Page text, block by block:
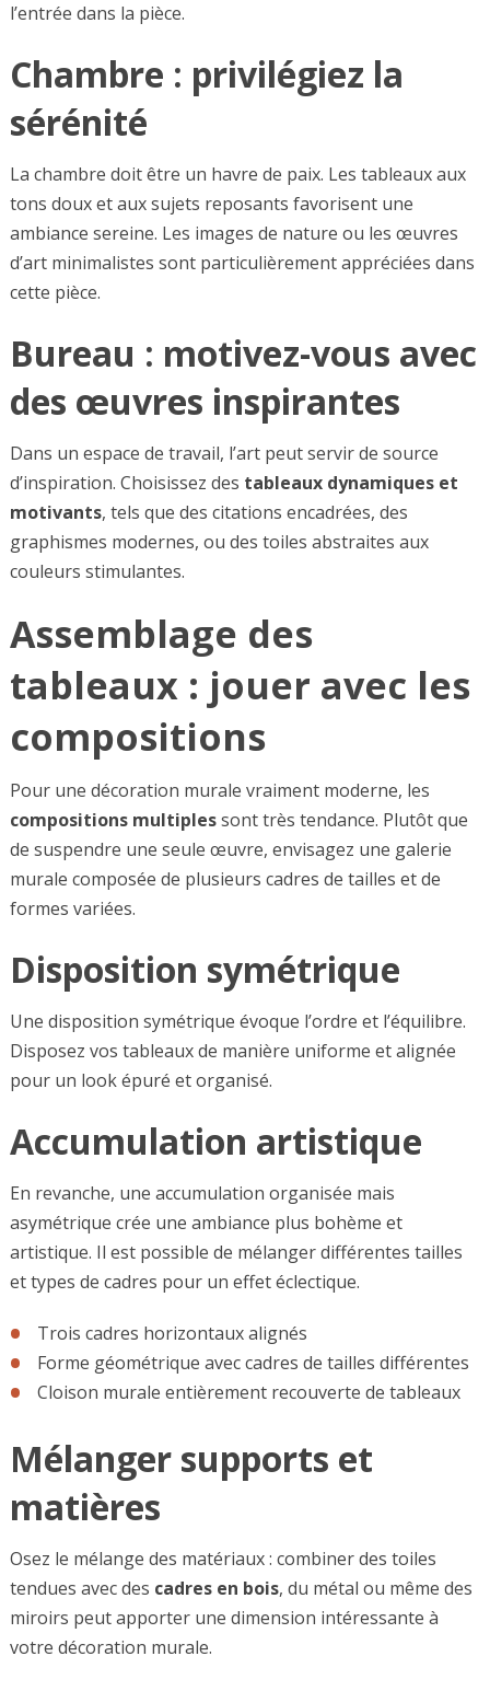
l’entrée dans la pièce.
Chambre : privilégiez la
sérénité
La chambre doit être un havre de paix. Les tableaux aux
tons doux et aux sujets reposants favorisent une
ambiance sereine. Les images de nature ou les œuvres
d’art minimalistes sont particulièrement appréciées dans
cette pièce.
Bureau : motivez-vous avec
des œuvres inspirantes
Dans un espace de travail, l’art peut servir de source
d’inspiration. Choisissez des tableaux dynamiques et
motivants, tels que des citations encadrées, des
graphismes modernes, ou des toiles abstraites aux
couleurs stimulantes.
Assemblage des
tableaux : jouer avec les
compositions
Pour une décoration murale vraiment moderne, les
compositions multiplessont très tendance. Plutôt que
de suspendre une seule œuvre, envisagez une galerie
murale composée de plusieurs cadres de tailles et de
formes variées.
Disposition symétrique
Une disposition symétrique évoque l’ordre et l’équilibre.
Disposez vos tableaux de manière uniforme et alignée
pour un look épuré et organisé.
Accumulation artistique
En revanche, une accumulation organisée mais
asymétrique crée une ambiance plus bohème et
artistique. Il est possible de mélanger différentes tailles
et types de cadres pour un effet éclectique.
Trois cadres horizontaux alignés
Forme géométrique avec cadres de tailles différentes
Cloison murale entièrement recouverte de tableaux
Mélanger supports et
matières
Osez le mélange des matériaux : combiner des toiles
tendues avec des cadres en bois, du métal ou même des
miroirs peut apporter une dimension intéressante à
votre décoration murale.